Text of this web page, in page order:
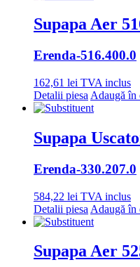
Supapa Aer
Erenda-516.400.0
162,61 lei TVA inclus
Detalii piesa Adaugă în
Supapa
Erenda-330.207.0
584,22 lei TVA inclus
Detalii piesa Adaugă în
Supapa Aer